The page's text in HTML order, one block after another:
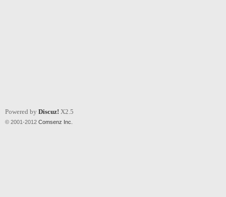
Powered by Discuz! X2.5
© 2001-2012 Comsenz Inc.